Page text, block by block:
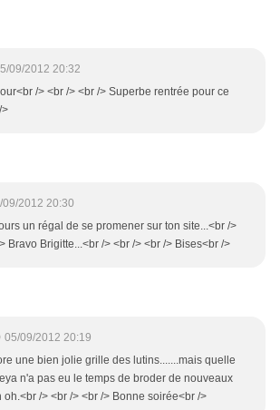
09/2012 20:32
/> <br /> <br /> Superbe rentrée pour ce
>
09/2012 20:30
un régal de se promener sur ton site...<br />
Bravo Brigitte...<br /> <br /> <br /> Bises<br />
05/09/2012 20:19
une bien jolie grille des lutins.......mais quelle
n'a pas eu le temps de broder de nouveaux
oh.<br /> <br /> <br /> Bonne soirée<br />